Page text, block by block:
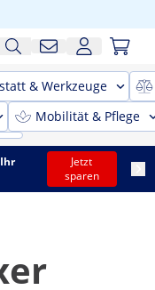
& Werkzeuge
Mobilität & Pflege
Jetzt
sparen